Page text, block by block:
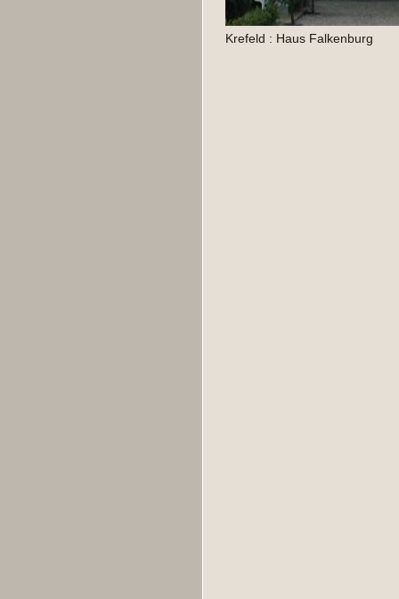
Krefeld : Haus Falkenburg